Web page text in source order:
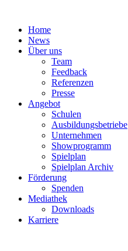
springenHome
News
Über uns
Team
Feedback
Referenzen
Presse
Angebot
Schulen
Ausbildungsbetriebe
Unternehmen
Showprogramm
Spielplan
Spielplan Archiv
Förderung
Spenden
Mediathek
Downloads
Karriere